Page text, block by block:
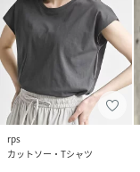
rps
カットソー・Tシャツ